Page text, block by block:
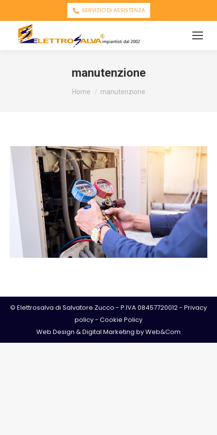
SERVIZIO DI ASSISTENZA
manutenzione
You are here:
Home manutenzione
© Elettrosalva di Salvatore Zucco - P.IVA 08457720012 - Privacy
policy- Cookie Policy
Web Design & Digital Marketing byWeb&Com